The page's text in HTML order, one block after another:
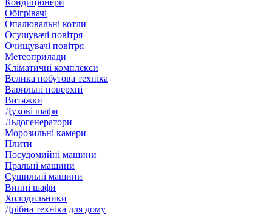
Кондиціонери
Обігрівачі
Опалювальні котли
Осушувачі повітря
Очищувачі повітря
Метеоприлади
Кліматичні комплекси
Велика побутова техніка
Варильні поверхні
Витяжки
Духові шафи
Льдогенератори
Морозильні камери
Плити
Посудомийні машини
Пральні машини
Сушильні машини
Винні шафи
Холодильники
Дрібна техніка для дому